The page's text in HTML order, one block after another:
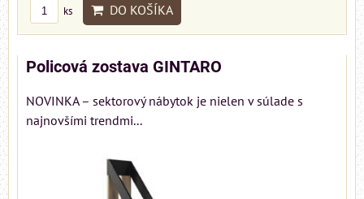
ks DO KOŠÍKA
Policová zostava GINTARO
NOVINKA – sektorový nábytok je nielen v súlade s
najnovšími trendmi...